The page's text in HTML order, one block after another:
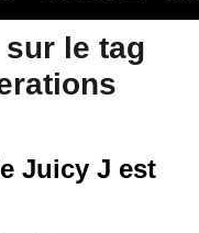
sur le tag
Juicy J est